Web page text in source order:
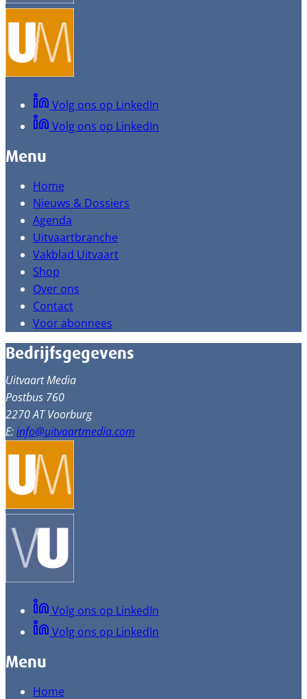
Volg ons op LinkedIn
Volg ons op LinkedIn
Menu
Home
Nieuws & Dossiers
Agenda
Uitvaartbranche
Vakblad Uitvaart
Shop
Over ons
Contact
Voor abonnees
Bedrijfsgegevens
Uitvaart Media
Postbus 760
2270 AT Voorburg
E:info@uitvaartmedia.com
Volg ons op LinkedIn
Volg ons op LinkedIn
Menu
Home